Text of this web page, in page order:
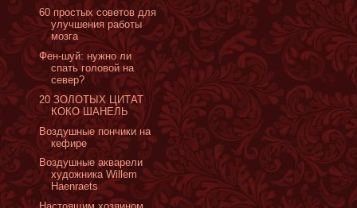
60 простых советов для
улучшения работы
мозга
Фен-шуй: нужно ли
спать головой на
север?
20 ЗОЛОТЫХ ЦИТАТ
КОКО ШАНЕЛЬ
Воздушные пончики на
кефире
Воздушные акварели
художника Willem
Haenraets